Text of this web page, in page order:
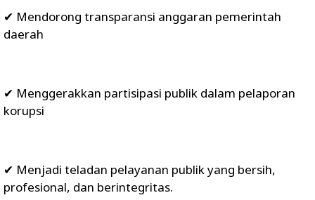
✔ Mendorong transparansi anggaran pemerintah
daerah
✔ Menggerakkan partisipasi publik dalam pelaporan
korupsi
✔ Menjadi teladan pelayanan publik yang bersih,
profesional, dan berintegritas.